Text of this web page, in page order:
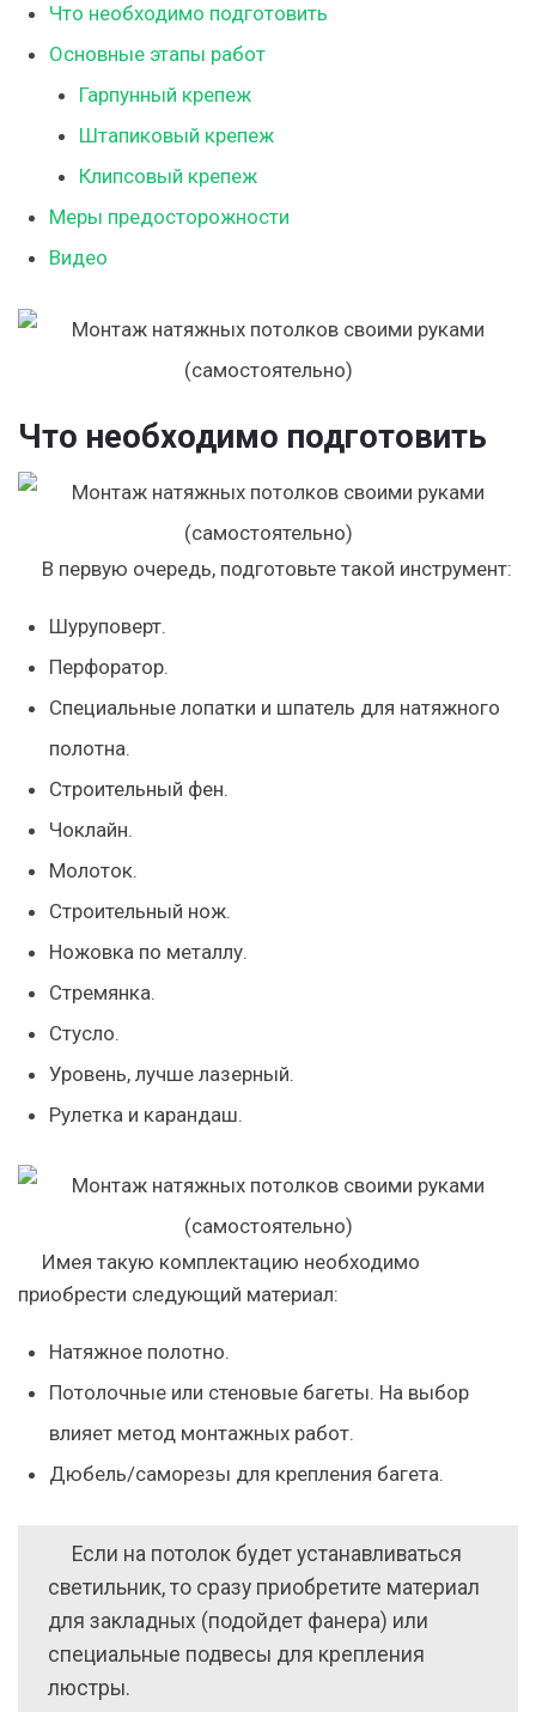
Что необходимо подготовить
Основные этапы работ
Гарпунный крепеж
Штапиковый крепеж
Клипсовый крепеж
Меры предосторожности
Видео
Что необходимо подготовить
В первую очередь, подготовьте такой инструмент:
Шуруповерт.
Перфоратор.
Специальные лопатки и шпатель для натяжного
полотна.
Строительный фен.
Чоклайн.
Молоток.
Строительный нож.
Ножовка по металлу.
Стремянка.
Стусло.
Уровень, лучше лазерный.
Рулетка и карандаш.
Имея такую комплектацию необходимо
приобрести следующий материал:
Натяжное полотно.
Потолочные или стеновые багеты. На выбор
влияет метод монтажных работ.
Дюбель/саморезы для крепления багета.
Если на потолок будет устанавливаться
светильник, то сразу приобретите материал
для закладных (подойдет фанера) или
специальные подвесы для крепления
люстры.